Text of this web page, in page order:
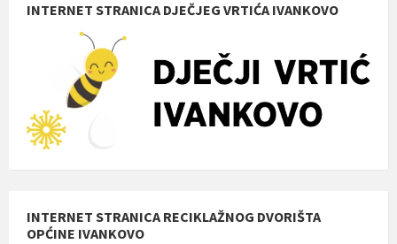
INTERNET STRANICA DJEČJEG VRTIĆA IVANKOVO
INTERNET STRANICA RECIKLAŽNOG DVORIŠTA
OPĆINE IVANKOVO